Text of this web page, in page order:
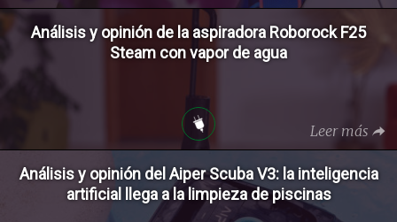
Análisis y opinión de la aspiradora Roborock F25
Steam con vapor de agua
Leer más
Análisis y opinión del Aiper Scuba V3: la inteligencia
artificial llega a la limpieza de piscinas